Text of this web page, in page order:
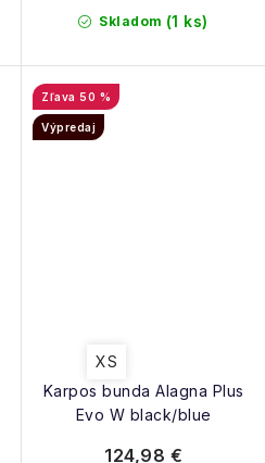
Skladom (1 ks)
Karpos bunda Alagna Plus
Evo W black/blue
50 %
Výpredaj
XS
124,98 €